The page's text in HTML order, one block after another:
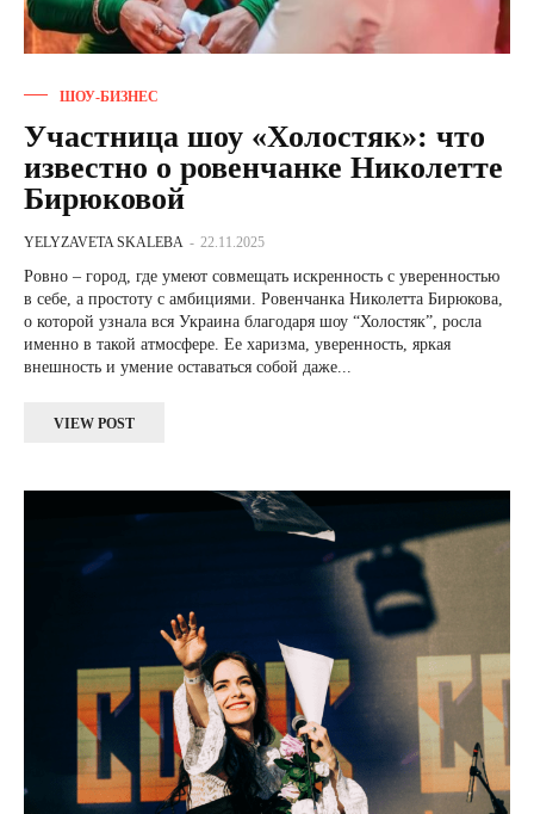
ШОУ-БИЗНЕС
Участница шоу «Холостяк»: что
известно о ровенчанке Николетте
Бирюковой
YELYZAVETA SKALEBA - 22.11.2025
Ровно – город, где умеют совмещать искренность с уверенностью
в себе, а простоту с амбициями. Ровенчанка Николетта Бирюкова,
о которой узнала вся Украина благодаря шоу “Холостяк”, росла
именно в такой атмосфере. Ее харизма, уверенность, яркая
внешность и умение оставаться собой даже...
VIEW POST